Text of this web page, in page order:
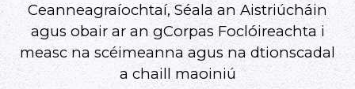
Ceanneagraíochtaí, Séala an Aistriúcháin
agus obair ar an gCorpas Foclóireachta i
measc na scéimeanna agus na dtionscadal
a chaill maoiniú